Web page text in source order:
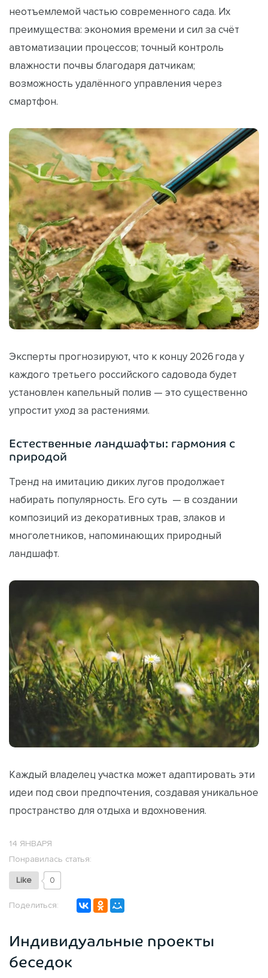
неотъемлемой частью современного сада. Их
преимущества: экономия времени и сил за счёт
автоматизации процессов; точный контроль
влажности почвы благодаря датчикам;
возможность удалённого управления через
смартфон.
Эксперты прогнозируют, что к концу 2026 года у
каждого третьего российского садовода будет
установлен капельный полив — это существенно
упростит уход за растениями.
Естественные ландшафты: гармония с
природой
Тренд на имитацию диких лугов продолжает
набирать популярность. Его суть — в создании
композиций из декоративных трав, злаков и
многолетников, напоминающих природный
ландшафт.
Каждый владелец участка может адаптировать эти
идеи под свои предпочтения, создавая уникальное
пространство для отдыха и вдохновения.
14 ЯНВАРЯ
Понравилась статья:
Like 0
Поделиться:
Индивидуальные проекты
беседок